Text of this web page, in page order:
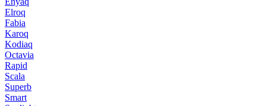
Elroq
Fabia
Karoq
Kodiaq
Octavia
Rapid
Scala
Superb
Smart